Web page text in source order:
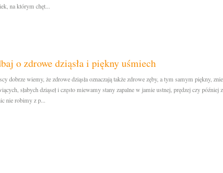
na którym chęt...
o zdrowe dziąsła i piękny uśmiech
dobrze wiemy, że zdrowe dziąsła oznaczają także zdrowe zęby, a tym samym piękny,
słabych dziąseł i często miewamy stany zapalne w jamie ustnej, prędzej czy
nie robimy z p...